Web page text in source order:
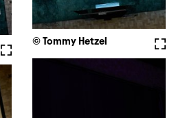
© Tommy Hetzel
Vollbild